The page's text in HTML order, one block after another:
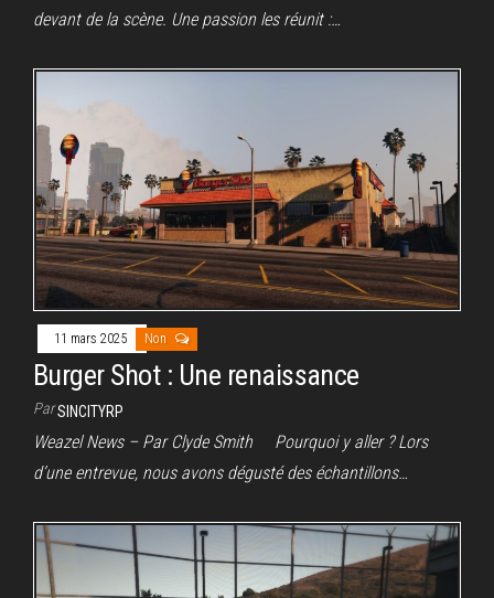
devant de la scène. Une passion les réunit :…
11 mars 2025 Non
Burger Shot : Une renaissance
ParSINCITYRP
Weazel News – Par Clyde Smith Pourquoi y aller ? Lors
d’une entrevue, nous avons dégusté des échantillons…